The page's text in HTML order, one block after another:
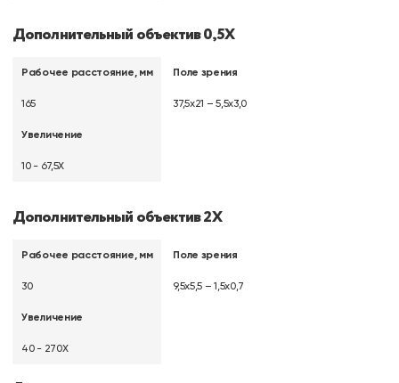
Дополнительный объектив 0,5Х
Рабочее расстояние, мм
165
Увеличение
10 - 67,5Х
Поле зрения
37,5х21 – 5,5х3,0
Дополнительный объектив 2Х
Рабочее расстояние, мм
30
Увеличение
40 - 270Х
Поле зрения
9,5х5,5 – 1,5х0,7